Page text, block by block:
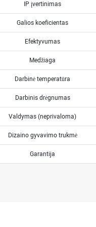
IP įvertinimas
Galios koeficientas
Efektyvumas
Medžiaga
Darbinė temperatūra
Darbinis drėgnumas
Valdymas (neprivaloma)
Dizaino gyvavimo trukmė
Garantija